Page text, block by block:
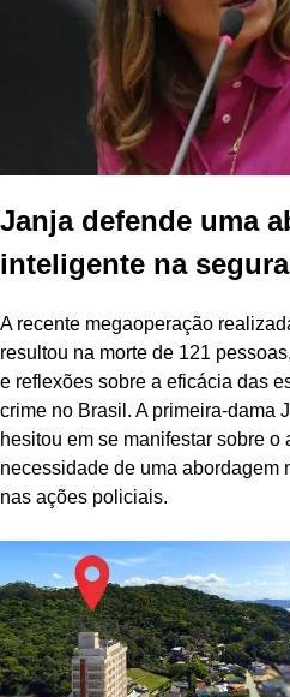
Janja defende uma
inteligente na
A recente megaoperação
resultou na morte de 121
e reflexões sobre a eficácia das
crime no Brasil. A primeira-dama
hesitou em se manifestar sobre o
necessidade de uma abordagem
nas ações policiais.